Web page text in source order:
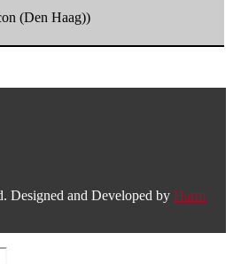
(Den Haag))
Designed and Developed by Harm